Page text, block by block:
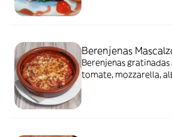
Berenjenas
Berenjenas
tomate, mozzarella,